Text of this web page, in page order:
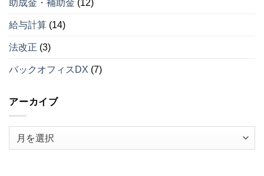
助成金・補助金 (12)
給与計算 (14)
法改正 (3)
バックオフィスDX (7)
アーカイブ